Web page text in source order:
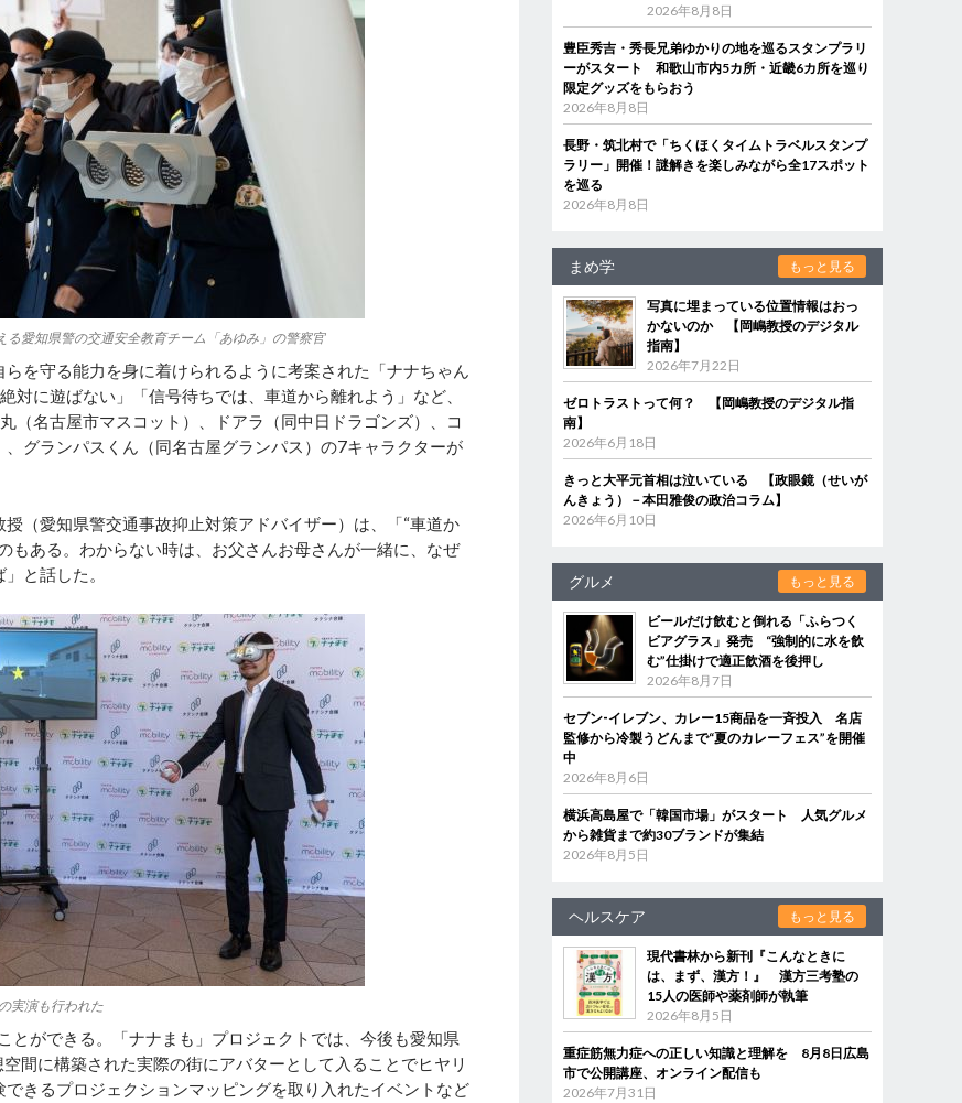
愛知県警の交通安全教育チーム「あゆみ」の警察官
を守る能力を身に着けられるように考案された「ナナちゃん
に遊ばない」「信号待ちでは、車道から離れよう」など、
（名古屋市マスコット）、ドアラ（同中日ドラゴンズ）、コ
グランパスくん（同名古屋グランパス）の7キャラクターが
（愛知県警交通事故抑止対策アドバイザー）は、「“車道か
もある。わからない時は、お父さんお母さんが一緒に、なぜ
と話した。
実演も行われた
ができる。「ナナまも」プロジェクトでは、今後も愛知県
間に構築された実際の街にアバターとして入ることでヒヤリ
きるプロジェクションマッピングを取り入れたイベントなど
2026年8月8日
豊臣秀吉・秀長兄弟ゆかりの地を巡るスタンプラリ
ーがスタート 和歌山市内5カ所・近畿6カ所を巡り
限定グッズをもらおう
2026年8月8日
長野・筑北村で「ちくほくタイムトラベルスタンプ
ラリー」開催！謎解きを楽しみながら全17スポット
を巡る
2026年8月8日
まめ学 もっと見る
写真に埋まっている位置情報はおっ
かないのか 【岡嶋教授のデジタル
指南】
2026年7月22日
ゼロトラストって何？ 【岡嶋教授のデジタル指
南】
2026年6月18日
きっと大平元首相は泣いている 【政眼鏡（せいが
んきょう）－本田雅俊の政治コラム】
2026年6月10日
グルメ もっと見る
ビールだけ飲むと倒れる「ふらつく
ビアグラス」発売 “強制的に水を飲
む”仕掛けで適正飲酒を後押し
2026年8月7日
セブン‐イレブン、カレー15商品を一斉投入 名店
監修から冷製うどんまで“夏のカレーフェス”を開催
中
2026年8月6日
横浜高島屋で「韓国市場」がスタート 人気グルメ
から雑貨まで約30ブランドが集結
2026年8月5日
ヘルスケア もっと見る
現代書林から新刊『こんなときに
は、まず、漢方！』 漢方三考塾の
15人の医師や薬剤師が執筆
2026年8月5日
重症筋無力症への正しい知識と理解を 8月8日広島
市で公開講座、オンライン配信も
2026年7月31日